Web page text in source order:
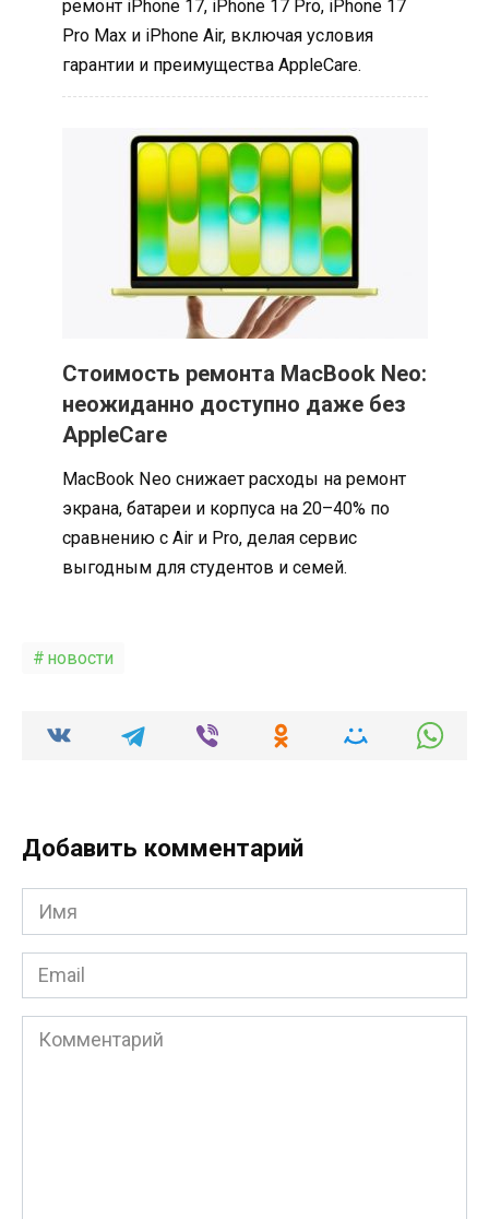
ремонт iPhone 17, iPhone 17 Pro, iPhone 17
Pro Max и iPhone Air, включая условия
гарантии и преимущества AppleCare.
Стоимость ремонта MacBook Neo:
неожиданно доступно даже без
AppleCare
MacBook Neo снижает расходы на ремонт
экрана, батареи и корпуса на 20–40% по
сравнению с Air и Pro, делая сервис
выгодным для студентов и семей.
новости
Добавить комментарий
Имя
*
Email
*
Комментарий